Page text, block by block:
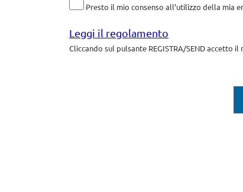
Presto il mio consenso all’utilizzo della mia
Leggi il regolamento
Cliccando sul pulsante REGISTRA/SEND accetto